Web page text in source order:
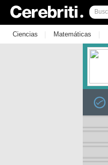
Ciencias | Matemáticas |